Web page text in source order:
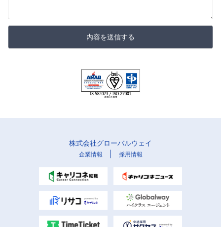
内容を送信する
株式会社グローバルウェイ
企業情報 採用情報